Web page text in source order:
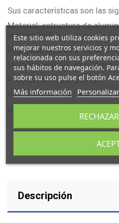
Sus características son las
Material: estructura de
silicona EVA
Regulable en altura: 38-48 cm
Medidas asiento: 44 x 38 cm
Peso del artículo: 3.2 Kgs
Peso máximo: 227 Kgs
Descripción
Este sitio web utiliza cookies
mejorar nuestros servicios y
relacionada con sus
sus hábitos de navegación.
sobre su uso pulse el botón
Más información